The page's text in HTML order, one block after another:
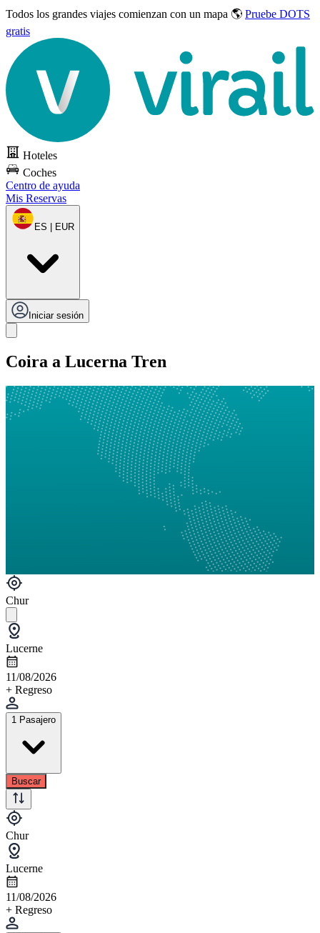
Todos los grandes viajes comienzan con un mapa 🌎 Pruebe DOTS
gratis
Hoteles
Coches
Centro de ayuda
Mis Reservas
ES | EUR
Iniciar sesión
Coira a Lucerna Tren
Chur
Lucerne
11/08/2026
+ Regreso
1 Pasajero
Buscar
Chur
Lucerne
11/08/2026
+ Regreso